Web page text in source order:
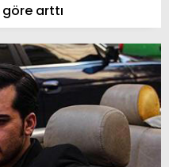
göre arttı